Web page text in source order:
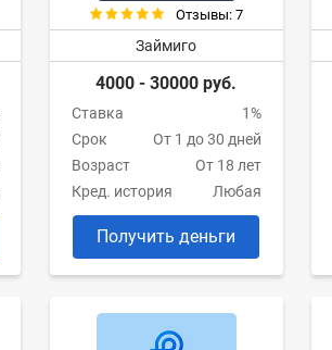
Отзывы: 7
Займиго
4000 - 30000 руб.
Ставка
1%
Срок
От 1 до 30 дней
Возраст
От 18 лет
Кред. история
Любая
Получить деньги